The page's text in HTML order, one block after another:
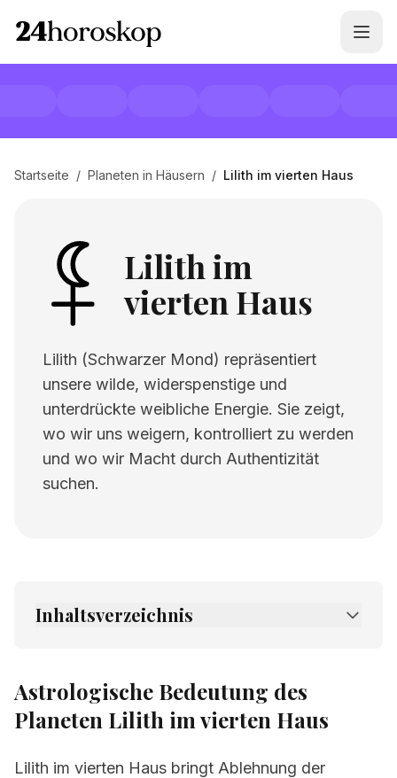
Startseite / Planeten in Häusern / Lilith im vierten Haus
Lilith im
vierten Haus
Lilith (Schwarzer Mond) repräsentiert
unsere wilde, widerspenstige und
unterdrückte weibliche Energie. Sie zeigt,
wo wir uns weigern, kontrolliert zu werden
und wo wir Macht durch Authentizität
suchen.
Inhaltsverzeichnis
2. Verwandte Seiten
Astrologische Bedeutung des
Planeten Lilith im vierten Haus
Lilith im vierten Haus bringt Ablehnung der